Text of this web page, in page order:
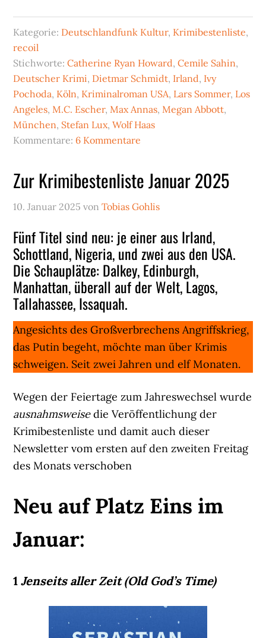
Kategorie: Deutschlandfunk Kultur, Krimibestenliste,
recoil
Stichworte:Catherine Ryan Howard,Cemile Sahin,
Deutscher Krimi, Dietmar Schmidt, Irland, Ivy
Pochoda, Köln, Kriminalroman USA, Lars Sommer, Los
Angeles, M.C. Escher, Max Annas, Megan Abbott,
München, Stefan Lux,Wolf Haas
Kommentare: 6 Kommentare
Zur Krimibestenliste Januar 2025
10. Januar 2025 vonTobias Gohlis
Fünf Titel sind neu: je einer aus Irland,
Schottland, Nigeria, und zwei aus den USA.
Die Schauplätze: Dalkey, Edinburgh,
Manhattan, überall auf der Welt, Lagos,
Tallahassee, Issaquah.
Angesichts des Großverbrechens Angriffskrieg,
das Putin begeht, möchte man über Krimis
schweigen. Seit zwei Jahren und elf Monaten.
Wegen der Feiertage zum Jahreswechsel wurde
ausnahmsweisedie Veröffentlichung der
Krimibestenliste und damit auch dieser
Newsletter vom ersten auf den zweiten Freitag
des Monats verschoben
Neu auf Platz Eins im
Januar:
1Jenseits aller Zeit (Old God’s Time)